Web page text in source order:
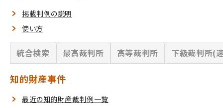
掲載判例の説明
使い方
統合検索 最高裁判所 高等裁判所 下級裁判所(
知的財産事件
最近の知的財産裁判例一覧